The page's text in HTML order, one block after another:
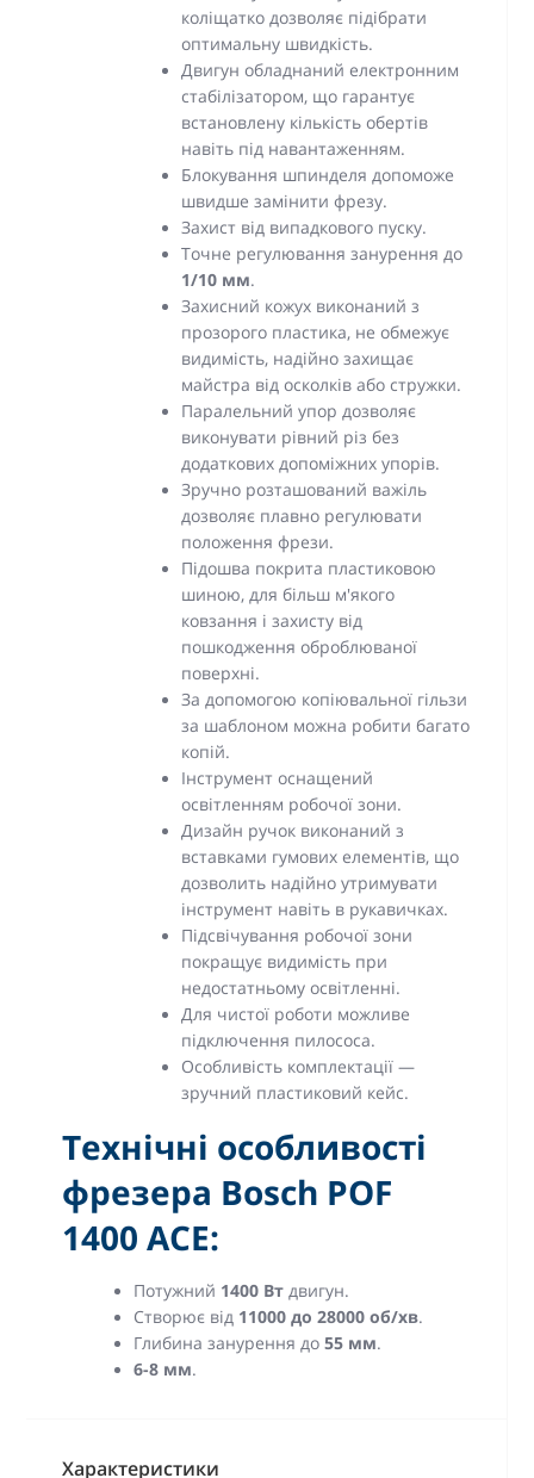
коліщатко дозволяє підібрати
оптимальну швидкість.
Двигун обладнаний електронним
стабілізатором, що гарантує
встановлену кількість обертів
навіть під навантаженням.
Блокування шпинделя допоможе
швидше замінити фрезу.
Захист від випадкового пуску.
Точне регулювання занурення до
1/10 мм.
Захисний кожух виконаний з
прозорого пластика, не обмежує
видимість, надійно захищає
майстра від осколків або стружки.
Паралельний упор дозволяє
виконувати рівний різ без
додаткових допоміжних упорів.
Зручно розташований важіль
дозволяє плавно регулювати
положення фрези.
Підошва покрита пластиковою
шиною, для більш м'якого
ковзання і захисту від
пошкодження оброблюваної
поверхні.
За допомогою копіювальної гільзи
за шаблоном можна робити багато
копій.
Інструмент оснащений
освітленням робочої зони.
Дизайн ручок виконаний з
вставками гумових елементів, що
дозволить надійно утримувати
інструмент навіть в рукавичках.
Підсвічування робочої зони
покращує видимість при
недостатньому освітленні.
Для чистої роботи можливе
підключення пилососа.
Особливість комплектації —
зручний пластиковий кейс.
Технічні особливості
фрезера Bosch POF
1400 ACE:
Потужний 1400 Вт двигун.
Створює від 11000 до 28000 об/хв.
Глибина занурення до55 мм.
6-8 мм.
Характеристики